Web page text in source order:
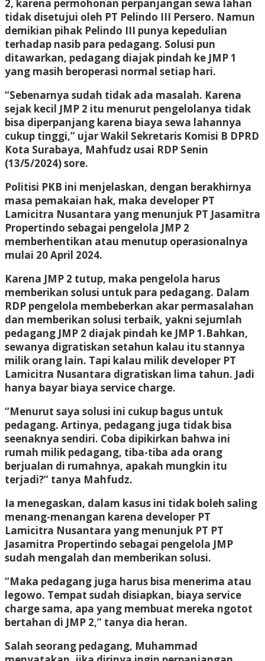
2, karena permohonan perpanjangan sewa lahan
tidak disetujui oleh PT Pelindo III Persero. Namun
demikian pihak Pelindo III punya kepedulian
terhadap nasib para pedagang. Solusi pun
ditawarkan, pedagang diajak pindah ke JMP 1
yang masih beroperasi normal setiap hari.
“Sebenarnya sudah tidak ada masalah. Karena
sejak kecil JMP 2 itu menurut pengelolanya tidak
bisa diperpanjang karena biaya sewa lahannya
cukup tinggi,” ujar Wakil Sekretaris Komisi B DPRD
Kota Surabaya, Mahfudz usai RDP Senin
(13/5/2024) sore.
Politisi PKB ini menjelaskan, dengan berakhirnya
masa pemakaian hak, maka developer PT
Lamicitra Nusantara yang menunjuk PT Jasamitra
Propertindo sebagai pengelola JMP 2
memberhentikan atau menutup operasionalnya
mulai 20 April 2024.
Karena JMP 2 tutup, maka pengelola harus
memberikan solusi untuk para pedagang. Dalam
RDP pengelola membeberkan akar permasalahan
dan memberikan solusi terbaik, yakni sejumlah
pedagang JMP 2 diajak pindah ke JMP 1.Bahkan,
sewanya digratiskan setahun kalau itu stannya
milik orang lain. Tapi kalau milik developer PT
Lamicitra Nusantara digratiskan lima tahun. Jadi
hanya bayar biaya service charge.
“Menurut saya solusi ini cukup bagus untuk
pedagang. Artinya, pedagang juga tidak bisa
seenaknya sendiri. Coba dipikirkan bahwa ini
rumah milik pedagang, tiba-tiba ada orang
berjualan di rumahnya, apakah mungkin itu
terjadi?” tanya Mahfudz.
Ia menegaskan, dalam kasus ini tidak boleh saling
menang-menangan karena developer PT
Lamicitra Nusantara yang menunjuk PT PT
Jasamitra Propertindo sebagai pengelola JMP
sudah mengalah dan memberikan solusi.
“Maka pedagang juga harus bisa menerima atau
legowo. Tempat sudah disiapkan, biaya service
charge sama, apa yang membuat mereka ngotot
bertahan di JMP 2,” tanya dia heran.
Salah seorang pedagang, Muhammad